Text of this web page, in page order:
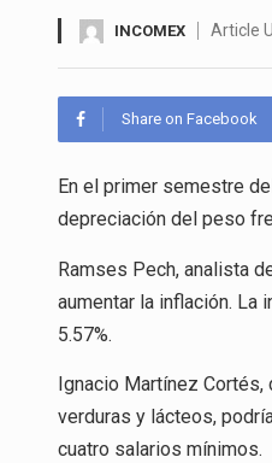
INCOMEX Article
Share on Facebook
En el primer semestre
depreciación del peso
Ramses Pech, analista
aumentar la inflación. La
5.57%.
Ignacio Martínez
verduras y lácteos,
cuatro salarios mínimos.